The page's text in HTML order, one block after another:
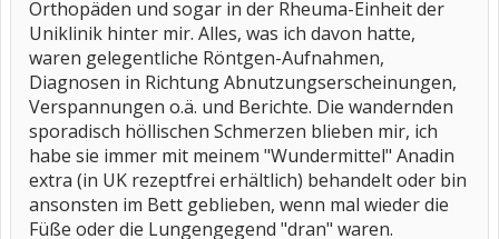
Orthopäden und sogar in der Rheuma-Einheit der
Uniklinik hinter mir. Alles, was ich davon hatte,
waren gelegentliche Röntgen-Aufnahmen,
Diagnosen in Richtung Abnutzungserscheinungen,
Verspannungen o.ä. und Berichte. Die wandernden
sporadisch höllischen Schmerzen blieben mir, ich
habe sie immer mit meinem "Wundermittel" Anadin
extra (in UK rezeptfrei erhältlich) behandelt oder bin
ansonsten im Bett geblieben, wenn mal wieder die
Füße oder die Lungengegend "dran" waren.